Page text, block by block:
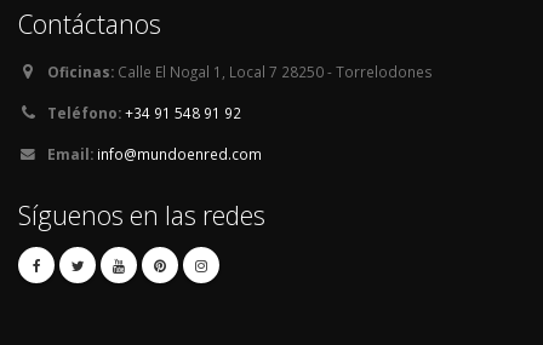
Contáctanos
Oficinas: Calle El Nogal 1, Local 7 28250 - Torrelodones
Teléfono:+34 91 548 91 92
Email: info@mundoenred.com
Síguenos en las redes